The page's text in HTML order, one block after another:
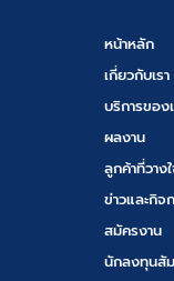
หน้าหลัก
เกี่ยวกับเรา
บริการของ
ผลงาน
ลูกค้าที่วาง
ข่าวและกิจ
สมัครงาน
นักลงทุนสั